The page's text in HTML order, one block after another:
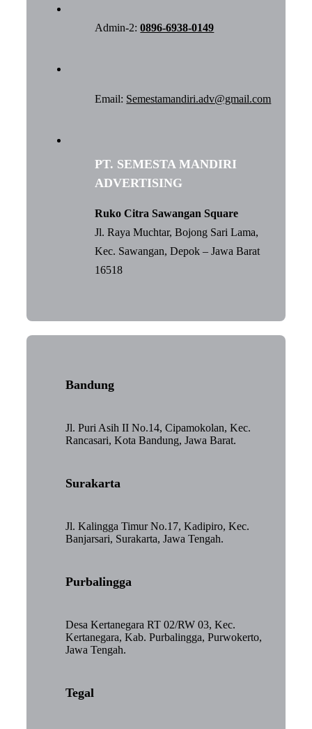
Admin-2:0896-6938-0149
Email: Semestamandiri.adv@gmail.com
PT. SEMESTA MANDIRI
ADVERTISING
Ruko Citra Sawangan Square
Jl. Raya Muchtar, Bojong Sari Lama,
Kec. Sawangan, Depok – Jawa Barat
16518
Bandung
Jl. Puri Asih II No.14, Cipamokolan, Kec.
Rancasari, Kota Bandung, Jawa Barat.
Surakarta
Jl. Kalingga Timur No.17, Kadipiro, Kec.
Banjarsari, Surakarta, Jawa Tengah.
Purbalingga
Desa Kertanegara RT 02/RW 03, Kec.
Kertanegara, Kab. Purbalingga, Purwokerto,
Jawa Tengah.
Tegal